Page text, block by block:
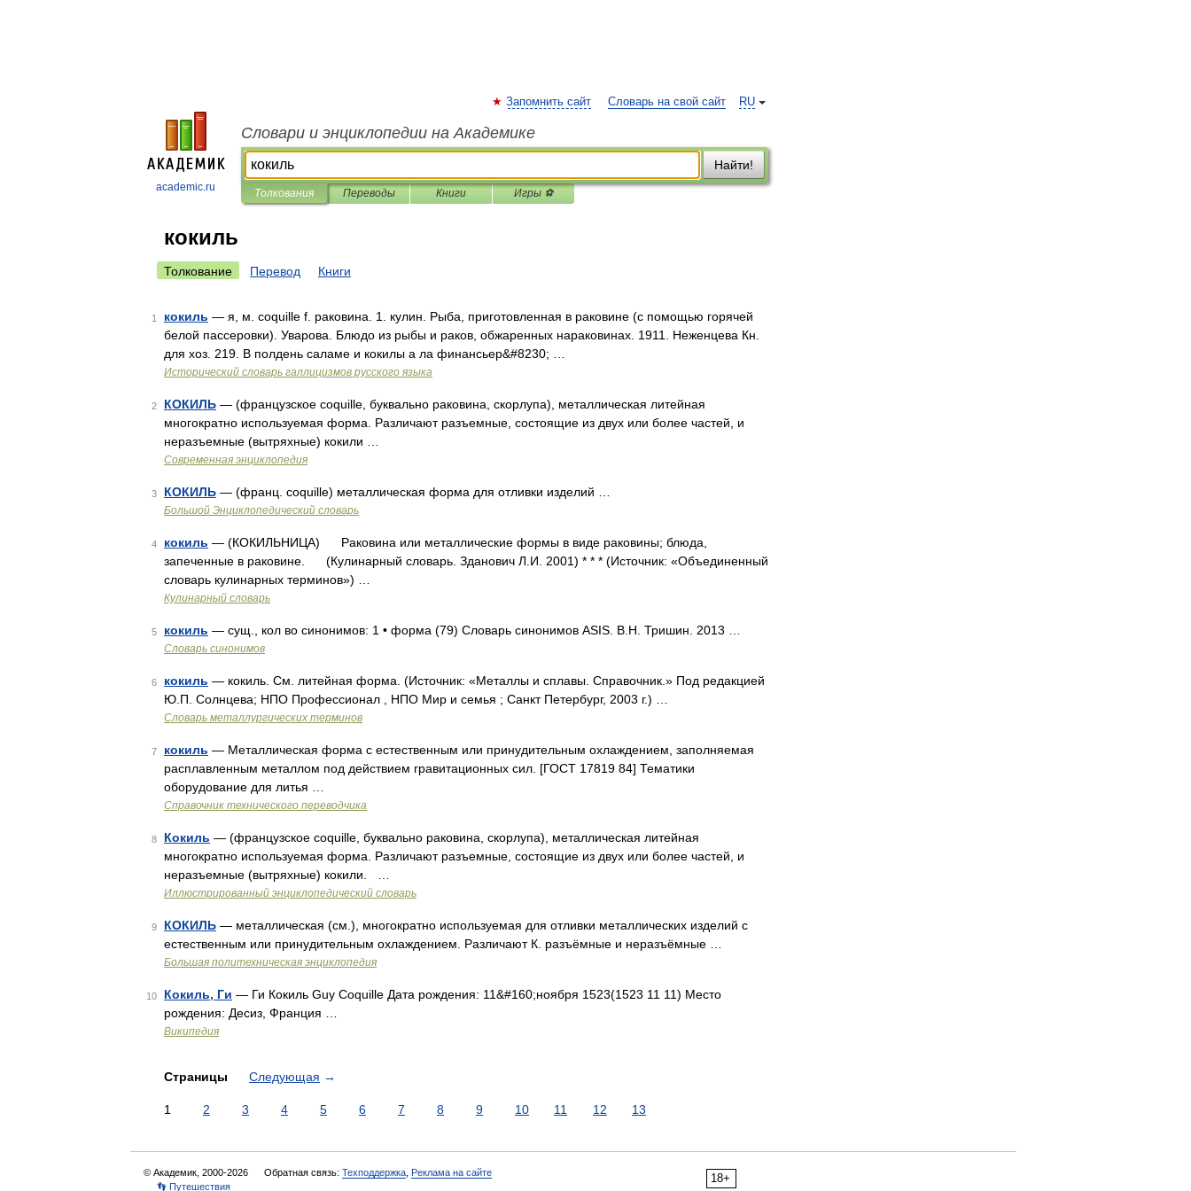
academic.ru
RU
Запомнить сайт Словарь на свой сайт
Словари и энциклопедии на Академике
Найти!
Толкования Переводы Книги Игры ⚽
кокиль
Толкование Перевод Книги
1 кокиль — я, м. coquille f. раковина. 1. кулин. Рыба, приготовленная в раковине (с помощью горячей
белой пассеровки). Уварова. Блюдо из рыбы и раков, обжаренных нараковинах. 1911. Неженцева Кн.
для хоз. 219. В полдень саламе и кокилы а ла финансьер&#8230; …
Исторический словарь галлицизмов русского языка
2 КОКИЛЬ — (французское coquille, буквально раковина, скорлупа), металлическая литейная
многократно используемая форма. Различают разъемные, состоящие из двух или более частей, и
неразъемные (вытряхные) кокили …
Современная энциклопедия
3 КОКИЛЬ — (франц. coquille) металлическая форма для отливки изделий …
Большой Энциклопедический словарь
4 кокиль — (КОКИЛЬНИЦА) Раковина или металлические формы в виде раковины; блюда,
запеченные в раковине. (Кулинарный словарь. Зданович Л.И. 2001) * * * (Источник: «Объединенный
словарь кулинарных терминов») …
Кулинарный словарь
5 кокиль — сущ., кол во синонимов: 1 • форма (79) Словарь синонимов ASIS. В.Н. Тришин. 2013 …
Словарь синонимов
6 кокиль — кокиль. См. литейная форма. (Источник: «Металлы и сплавы. Справочник.» Под редакцией
Ю.П. Солнцева; НПО Профессионал , НПО Мир и семья ; Санкт Петербург, 2003 г.) …
Словарь металлургических терминов
7 кокиль — Металлическая форма с естественным или принудительным охлаждением, заполняемая
расплавленным металлом под действием гравитационных сил. [ГОСТ 17819 84] Тематики
оборудование для литья …
Справочник технического переводчика
8 Кокиль — (французское coquille, буквально раковина, скорлупа), металлическая литейная
многократно используемая форма. Различают разъемные, состоящие из двух или более частей, и
неразъемные (вытряхные) кокили. …
Иллюстрированный энциклопедический словарь
9 КОКИЛЬ — металлическая (см.), многократно используемая для отливки металлических изделий с
естественным или принудительным охлаждением. Различают К. разъёмные и неразъёмные …
Большая политехническая энциклопедия
10 Кокиль, Ги — Ги Кокиль Guy Coquille Дата рождения: 11&#160;ноября 1523(1523 11 11) Место
рождения: Десиз, Франция …
Википедия
Страницы Следующая →
1 2 3 4 5 6 7 8 9 10 11 12 13
18+
© Академик, 2000-2026 Обратная связь: Техподдержка Реклама на сайте
👣 Путешествия